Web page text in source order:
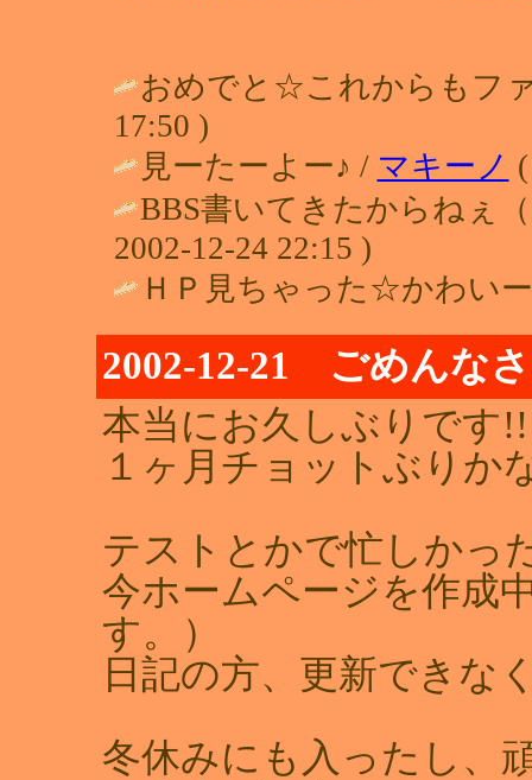
おめでと☆これからもフ
17:50 )
見ーたーよー♪ / マキーノ
BBS書いてきたからね
2002-12-24 22:15 )
ＨＰ見ちゃった☆かわい
2002-12-21 ごめんな
本当にお久しぶりです
１ヶ月チョットぶりか
テストとかで忙しかっ
今ホームページを作成
す。）
日記の方、更新できな
冬休みにも入ったし、